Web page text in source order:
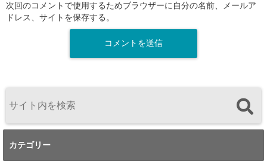
次回のコメントで使用するためブラウザーに自分の名前、メールア
ドレス、サイトを保存する。
カテゴリー